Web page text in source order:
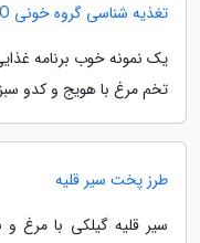
تغذیه شناسی گروه خونی O
تخم مرغ با هویج و کدو
طرز پخت سیر قلیه
سیر قلیه گیلکی با مرغ و